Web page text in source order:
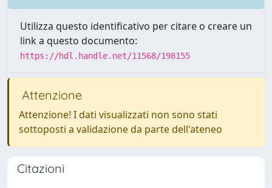
Utilizza questo identificativo per citare o creare un
link a questo documento:
https://hdl.handle.net/11568/198155
Attenzione
Attenzione! I dati visualizzati non sono stati
sottoposti a validazione da parte dell'ateneo
Citazioni